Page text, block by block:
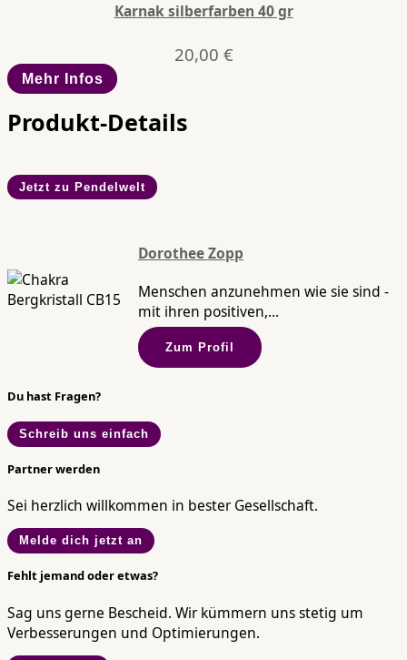
Karnak silberfarben 40 gr
20,00 €
Mehr Infos
Produkt-Details
Jetzt zu Pendelwelt
Dorothee Zopp
Menschen anzunehmen wie sie sind -
mit ihren positiven,...
Zum Profil
Du hast Fragen?
Schreib uns einfach
Partner werden
Sei herzlich willkommen in bester Gesellschaft.
Melde dich jetzt an
Fehlt jemand oder etwas?
Sag uns gerne Bescheid. Wir kümmern uns stetig um
Verbesserungen und Optimierungen.